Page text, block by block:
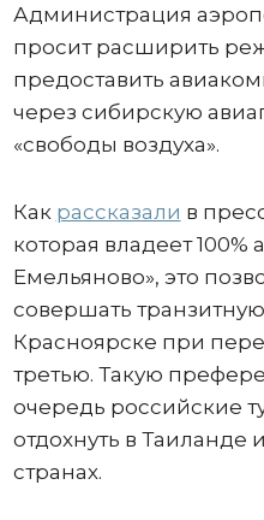
Администрация
просит расширить
предоставить
через сибирскую
«свободы воздуха».
Как рассказали в
которая владеет
Емельяново», это
совершать
Красноярске при
третью. Такую
очередь российские
отдохнуть в Таиланде
странах.